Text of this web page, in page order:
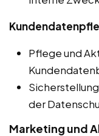
Pflege und
der
Marketing und